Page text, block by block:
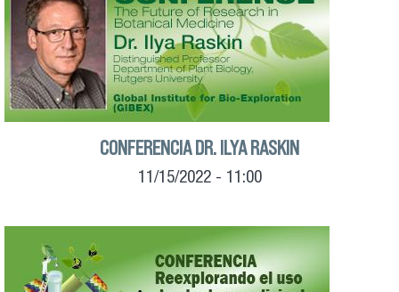
CONFERENCIA DR. ILYA RASKIN
11/15/2022 - 11:00